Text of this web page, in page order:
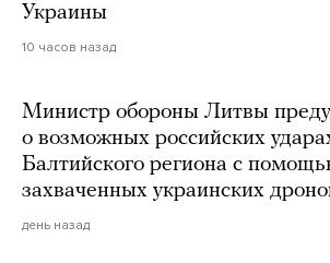
Украины
10 часов назад
Министр обороны Литвы
о возможных российских
Балтийского региона с
захваченных украинских
день назад